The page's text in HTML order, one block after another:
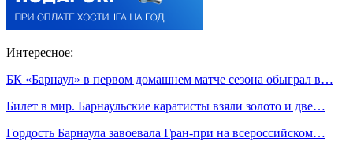
Интересное:
БК «Барнаул» в первом домашнем матче сезона обыграл в…
Билет в мир. Барнаульские каратисты взяли золото и две…
Гордость Барнаула завоевала Гран-при на всероссийском…